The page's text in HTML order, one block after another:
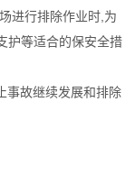
进行排除作业时,为
护等适合的保安全措
事故继续发展和排除